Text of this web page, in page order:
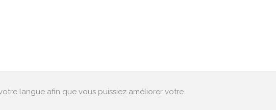
langue afin que vous puissiez améliorer votre